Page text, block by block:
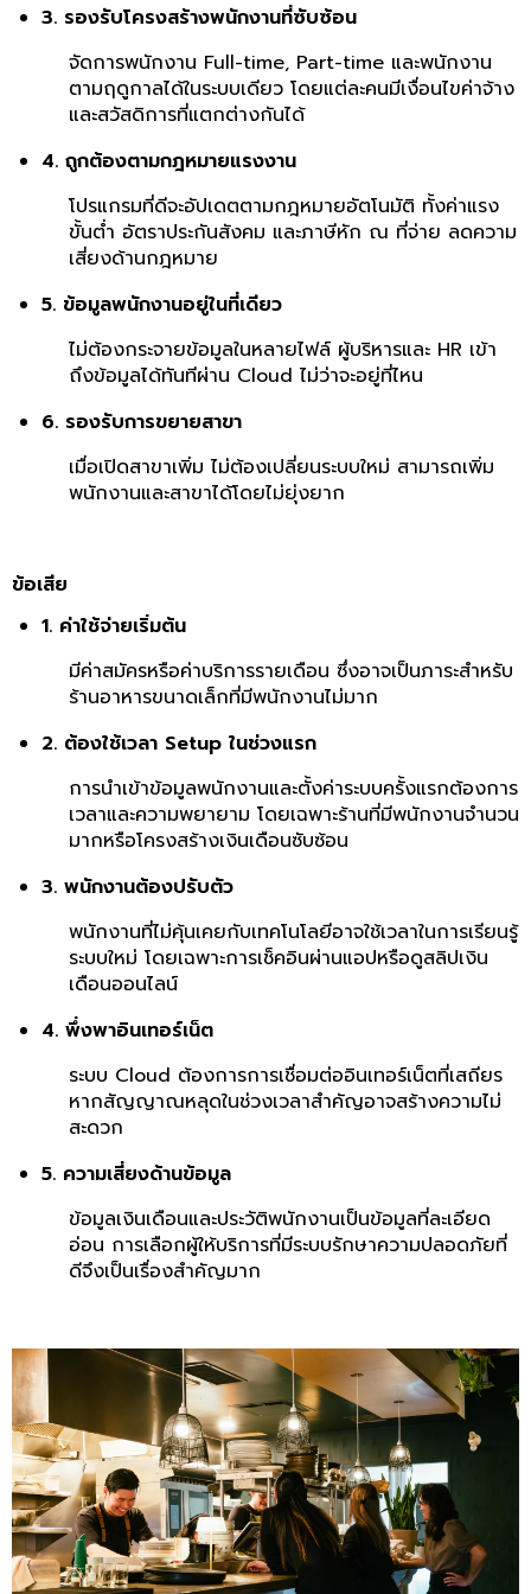
3. รองรับโครงสร้างพนักงานที่ซับซ้อน
จัดการพนักงาน Full-time, Part-time และพนักงาน
ตามฤดูกาลได้ในระบบเดียว โดยแต่ละคนมีเงื่อนไขค่าจ้าง
และสวัสดิการที่แตกต่างกันได้
4. ถูกต้องตามกฎหมายแรงงาน
โปรแกรมที่ดีจะอัปเดตตามกฎหมายอัตโนมัติ ทั้งค่าแรง
ขั้นต่ำ อัตราประกันสังคม และภาษีหัก ณ ที่จ่าย ลดความ
เสี่ยงด้านกฎหมาย
5. ข้อมูลพนักงานอยู่ในที่เดียว
ไม่ต้องกระจายข้อมูลในหลายไฟล์ ผู้บริหารและ HR เข้า
ถึงข้อมูลได้ทันทีผ่าน Cloud ไม่ว่าจะอยู่ที่ไหน
6. รองรับการขยายสาขา
เมื่อเปิดสาขาเพิ่ม ไม่ต้องเปลี่ยนระบบใหม่ สามารถเพิ่ม
พนักงานและสาขาได้โดยไม่ยุ่งยาก
ข้อเสีย
1. ค่าใช้จ่ายเริ่มต้น
มีค่าสมัครหรือค่าบริการรายเดือน ซึ่งอาจเป็นภาระสำหรับ
ร้านอาหารขนาดเล็กที่มีพนักงานไม่มาก
2. ต้องใช้เวลา Setup ในช่วงแรก
การนำเข้าข้อมูลพนักงานและตั้งค่าระบบครั้งแรกต้องการ
เวลาและความพยายาม โดยเฉพาะร้านที่มีพนักงานจำนวน
มากหรือโครงสร้างเงินเดือนซับซ้อน
3. พนักงานต้องปรับตัว
พนักงานที่ไม่คุ้นเคยกับเทคโนโลยีอาจใช้เวลาในการเรียนรู้
ระบบใหม่ โดยเฉพาะการเช็คอินผ่านแอปหรือดูสลิปเงิน
เดือนออนไลน์
4. พึ่งพาอินเทอร์เน็ต
ระบบ Cloud ต้องการการเชื่อมต่ออินเทอร์เน็ตที่เสถียร
หากสัญญาณหลุดในช่วงเวลาสำคัญอาจสร้างความไม่
สะดวก
5. ความเสี่ยงด้านข้อมูล
ข้อมูลเงินเดือนและประวัติพนักงานเป็นข้อมูลที่ละเอียด
อ่อน การเลือกผู้ให้บริการที่มีระบบรักษาความปลอดภัยที่
ดีจึงเป็นเรื่องสำคัญมาก